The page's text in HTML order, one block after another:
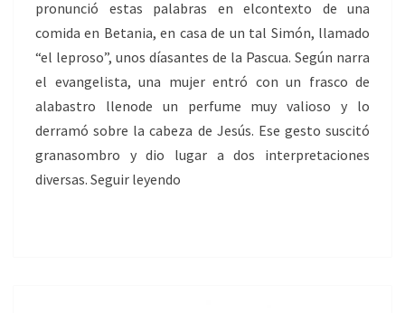
pronunció estas palabras en elcontexto de una
comida en Betania, en casa de un tal Simón, llamado
“el leproso”, unos díasantes de la Pascua. Según narra
el evangelista, una mujer entró con un frasco de
alabastro llenode un perfume muy valioso y lo
derramó sobre la cabeza de Jesús. Ese gesto suscitó
granasombro y dio lugar a dos interpretaciones
diversas. Seguir leyendo